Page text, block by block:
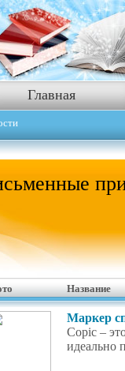
Главная
Название
Маркер
Copic –
идеально